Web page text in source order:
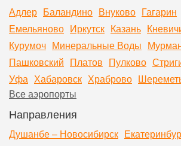
Адлер Баландино Внуково Гагарин
Емельяново Иркутск Казань
Курумоч Минеральные Воды
Пашковский Платов Пулково
Уфа Хабаровск Храброво
Все аэропорты
Направления
Душанбе – Новосибирск